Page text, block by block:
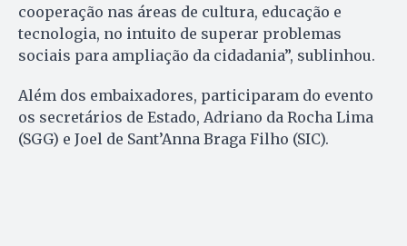
cooperação nas áreas de cultura, educação e
tecnologia, no intuito de superar problemas
sociais para ampliação da cidadania”, sublinhou.
Além dos embaixadores, participaram do evento
os secretários de Estado, Adriano da Rocha Lima
(SGG) e Joel de Sant’Anna Braga Filho (SIC).